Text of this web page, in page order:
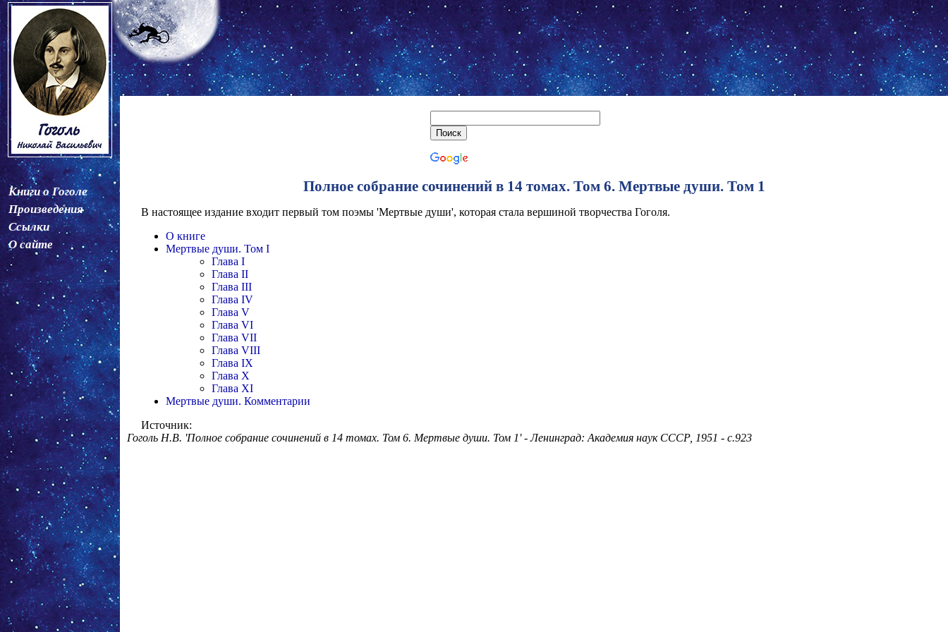
Книги о Гоголе
Произведения
Ссылки
О сайте
Полное собрание сочинений в 14 томах. Том 6. Мертвые души. Том 1
В настоящее издание входит первый том поэмы 'Мертвые души', которая стала вершиной творчества Гоголя.
О книге
Мертвые души. Том I
Глава I
Глава II
Глава III
Глава IV
Глава V
Глава VI
Глава VII
Глава VIII
Глава IX
Глава X
Глава XI
Мертвые души. Комментарии
Источник:
Гоголь Н.В. 'Полное собрание сочинений в 14 томах. Том 6. Мертвые души. Том 1' - Ленинград: Академия наук СССР, 1951 - с.923